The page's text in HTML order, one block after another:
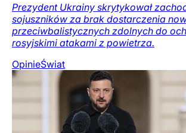
Prezydent Ukrainy skrytykował
sojuszników za brak dostarczenia
przeciwbalistycznych zdolnych do
rosyjskimi atakami z powietrza.
OpinieŚwiat